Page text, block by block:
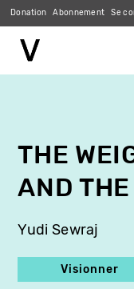
Donation Abonnement Se
THE
AND THE
Yudi Sewraj
Visionner